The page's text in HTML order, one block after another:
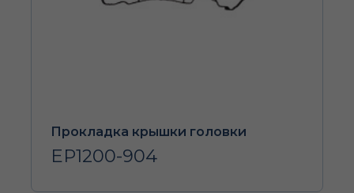
Прокладка крышки головки
EP1200-904